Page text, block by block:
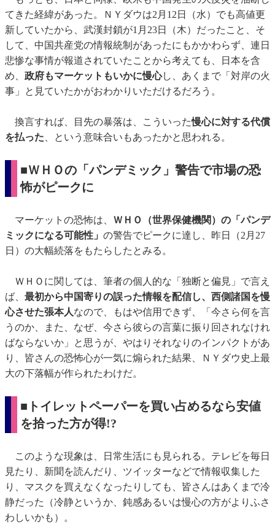
てきた経緯があった。ＮＹダウは2月12日（水）でも高値更
新していたから、武漢封鎖が1月23日（木）だったこと、そ
して、中国共産党の情報統制があったにもかかわらず、連日
悲惨な事情が報道されていたことから考えても、日本を含
め、 政府もマーケットもいかに慢心し、あくまで「対岸の火
事」と見ていたかがおわかりいただけるだろう。
換言すれば、目先の暴落は、こういった慢心に対する代償
を払った 、という意味合いもあったかと思われる。
■ＷＨＯの「パンデミック」警告で市場の恐
怖がピークに
マーケットの恐怖は、 ＷＨＯ（世界保健機関）の「パンデ
ミックになる可能性」 の警告でピークに達し、昨日（2月27
日）の大幅続落をもたらしたとみる。
ＷＨＯに関しては、筆者の個人的な「独断と偏見」で言え
ば、 最初から中国寄りの誤った情報を配信し、西側諸国を慢
心させた張本人なので、もはや信用できず、「今さら何を言
うのか、また、なぜ、今さら彼らの言葉に振り回されなけれ
ばならないか」と思うが、やはりそれなりのインパクトがあ
り、皆さんの恐怖心が一気に煽られた結果、ＮＹダウ史上最
大の下落幅が作られたわけだ。
■トイレットペーパーを買い占めるなら安値
を拾った方が得!?
このような現象は、日常生活にも見られる。テレビを毎日
見たり、新聞を読んだり、ツイッターなどで情報収集した
り、マスクを買えなくなったりしても、皆さんはあくまで冷
静だった（冷静というか、鈍感あるいは慢心の方がよりふさ
わしいかも）。